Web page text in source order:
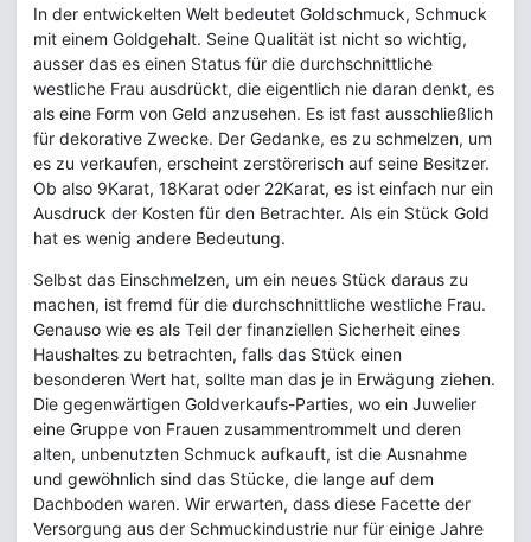
In der entwickelten Welt bedeutet Goldschmuck, Schmuck
mit einem Goldgehalt. Seine Qualität ist nicht so wichtig,
ausser das es einen Status für die durchschnittliche
westliche Frau ausdrückt, die eigentlich nie daran denkt, es
als eine Form von Geld anzusehen. Es ist fast ausschließlich
für dekorative Zwecke. Der Gedanke, es zu schmelzen, um
es zu verkaufen, erscheint zerstörerisch auf seine Besitzer.
Ob also 9Karat, 18Karat oder 22Karat, es ist einfach nur ein
Ausdruck der Kosten für den Betrachter. Als ein Stück Gold
hat es wenig andere Bedeutung.
Selbst das Einschmelzen, um ein neues Stück daraus zu
machen, ist fremd für die durchschnittliche westliche Frau.
Genauso wie es als Teil der finanziellen Sicherheit eines
Haushaltes zu betrachten, falls das Stück einen
besonderen Wert hat, sollte man das je in Erwägung ziehen.
Die gegenwärtigen Goldverkaufs-Parties, wo ein Juwelier
eine Gruppe von Frauen zusammentrommelt und deren
alten, unbenutzten Schmuck aufkauft, ist die Ausnahme
und gewöhnlich sind das Stücke, die lange auf dem
Dachboden waren. Wir erwarten, dass diese Facette der
Versorgung aus der Schmuckindustrie nur für einige Jahre